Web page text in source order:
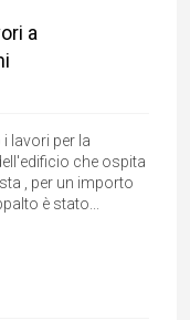
a
i lavori per la
che ospita
, per un importo
è stato...